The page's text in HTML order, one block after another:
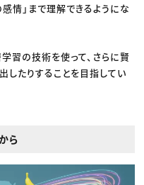
情」まで理解できるようにな
習の技術を使って、さらに賢
したりすることを目指してい
ら